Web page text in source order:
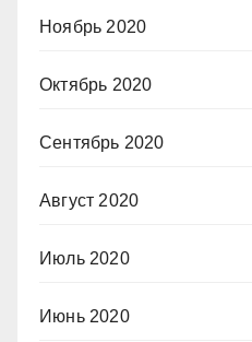
Ноябрь 2020
Октябрь 2020
Сентябрь 2020
Август 2020
Июль 2020
Июнь 2020